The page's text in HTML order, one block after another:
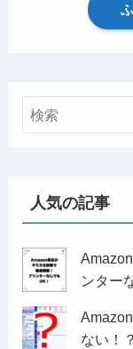
人気の記事
ンター
ない！